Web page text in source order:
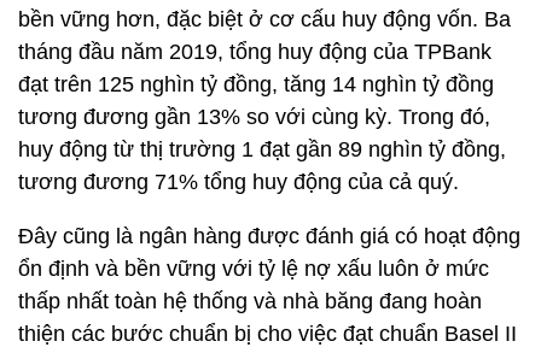
bền vững hơn, đặc biệt ở cơ cấu huy động vốn. Ba
tháng đầu năm 2019, tổng huy động của TPBank
đạt trên 125 nghìn tỷ đồng, tăng 14 nghìn tỷ đồng
tương đương gần 13% so với cùng kỳ. Trong đó,
huy động từ thị trường 1 đạt gần 89 nghìn tỷ đồng,
tương đương 71% tổng huy động của cả quý.
Đây cũng là ngân hàng được đánh giá có hoạt động
ổn định và bền vững với tỷ lệ nợ xấu luôn ở mức
thấp nhất toàn hệ thống và nhà băng đang hoàn
thiện các bước chuẩn bị cho việc đạt chuẩn Basel II